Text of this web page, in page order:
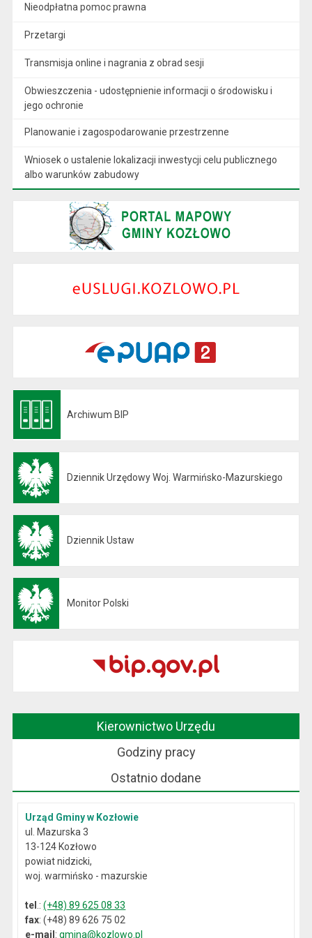
Nieodpłatna pomoc prawna
Przetargi
Transmisja online i nagrania z obrad sesji
Obwieszczenia - udostępnienie informacji o środowisku i
jego ochronie
Planowanie i zagospodarowanie przestrzenne
Wniosek o ustalenie lokalizacji inwestycji celu publicznego
albo warunków zabudowy
Archiwum BIP
Dziennik Urzędowy Woj. Warmińsko-Mazurskiego
Dziennik Ustaw
Monitor Polski
Kierownictwo Urzędu
Godziny pracy
Ostatnio dodane
Urząd Gminy w Kozłowie
ul. Mazurska 3
13-124 Kozłowo
powiat nidzicki,
woj. warmińsko - mazurskie
tel .:(+48) 89 625 08 33
fax: (+48) 89 626 75 02
e-mail:gmina@kozlowo.pl